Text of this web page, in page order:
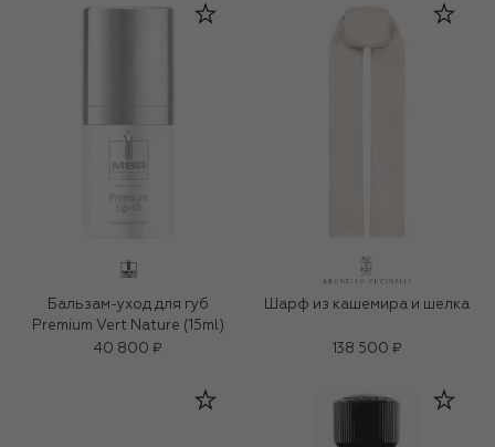
Бальзам-уход для губ
Premium Vert Nature (15ml)
40 800 ₽
Шарф из кашемира и шелка
138 500 ₽